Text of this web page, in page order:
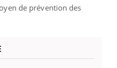
de prévention des